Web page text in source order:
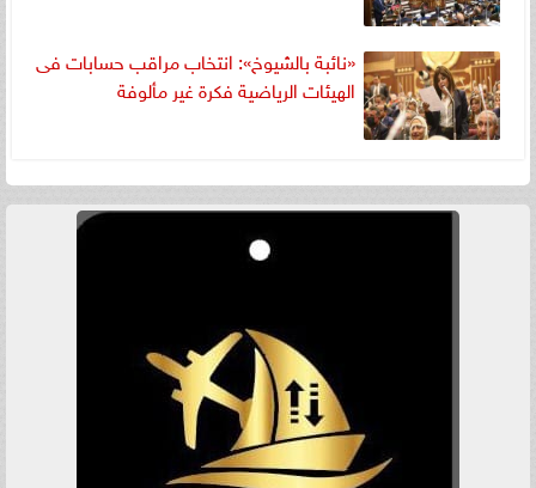
«نائبة بالشيوخ»: انتخاب مراقب حسابات فى
الهيئات الرياضية فكرة غير مألوفة